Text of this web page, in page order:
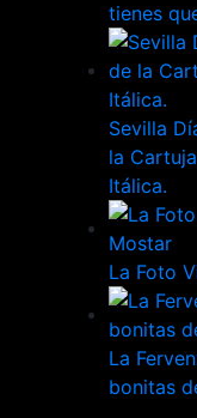
tienes
Sevilla
la
Itálica.
La Foto
La
bonitas